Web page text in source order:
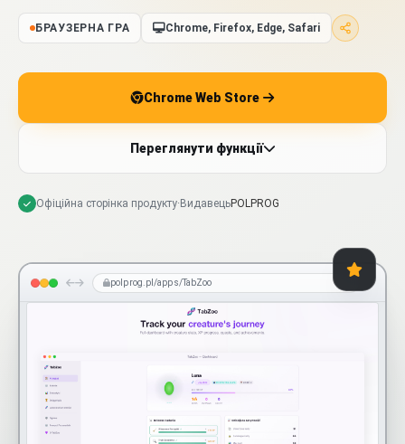
БРАУЗЕРНА ГРА Chrome, Firefox, Edge, Safari
Chrome Web Store
Переглянути функції
Офіційна сторінка продукту· ВидавецьPOLPROG
polprog.pl/apps/TabZoo